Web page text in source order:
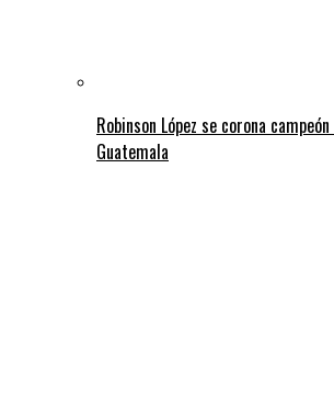
Robinson López se corona
Guatemala